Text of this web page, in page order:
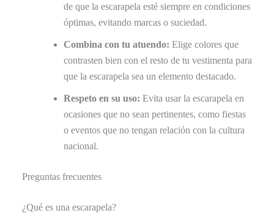
de que la escarapela esté siempre en condiciones
óptimas, evitando marcas o suciedad.
Combina con tu atuendo: Elige colores que
contrasten bien con el resto de tu vestimenta para
que la escarapela sea un elemento destacado.
Respeto en su uso: Evita usar la escarapela en
ocasiones que no sean pertinentes, como fiestas
o eventos que no tengan relación con la cultura
nacional.
Preguntas frecuentes
¿Qué es una escarapela?